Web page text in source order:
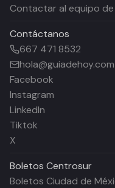
Contactar al equipo
Contáctanos
667 471 8532
hola@guiadehoy.com
Facebook
Instagram
LinkedIn
Tiktok
X
Boletos Centrosur
Boletos Ciudad de